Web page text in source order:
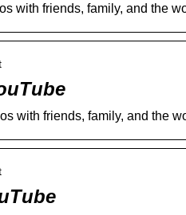
with friends, family, and the
with friends, family, and the